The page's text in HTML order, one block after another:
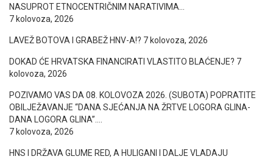
NASUPROT ETNOCENTRIČNIM NARATIVIMA…
7 kolovoza, 2026
LAVEŽ BOTOVA I GRABEŽ HNV-A!? 7 kolovoza, 2026
DOKAD ĆE HRVATSKA FINANCIRATI VLASTITO BLAĆENJE? 7
kolovoza, 2026
POZIVAMO VAS DA 08. KOLOVOZA 2026. (SUBOTA) POPRATITE
OBILJEŽAVANJE “DANA SJEĆANJA NA ŽRTVE LOGORA GLINA-
DANA LOGORA GLINA”….
7 kolovoza, 2026
HNS I DRŽAVA GLUME RED, A HULIGANI I DALJE VLADAJU